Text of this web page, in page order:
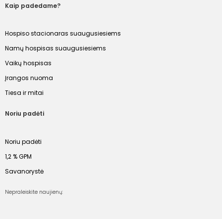
Kaip padedame?
Hospiso stacionaras suaugusiesiems
Namų hospisas suaugusiesiems
Vaikų hospisas
Įrangos nuoma
Tiesa ir mitai
Noriu padėti
Noriu padėti
1,2 % GPM
Savanorystė
Nepraleiskite naujienų: